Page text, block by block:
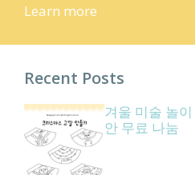
Learn more
Recent Posts
겨울 미술 놀
안 무료 나눔